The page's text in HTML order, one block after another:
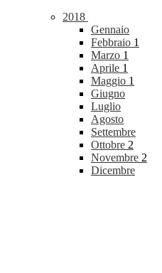
2018
Gennaio
Febbraio 1
Marzo 1
Aprile 1
Maggio 1
Giugno
Luglio
Agosto
Settembre
Ottobre 2
Novembre 2
Dicembre